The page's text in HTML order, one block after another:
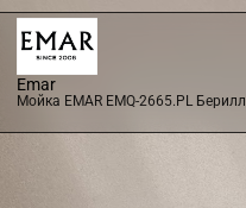
Emar
Мойка EMAR EMQ-2665.PL Берилл